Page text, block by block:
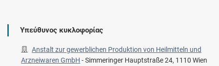
Υπεύθυνος κυκλοφορίας
Anstalt zur gewerblichen Produktion von Heilmitteln und
Arzneiwaren GmbH -Simmeringer Hauptstraße 24, 1110 Wien